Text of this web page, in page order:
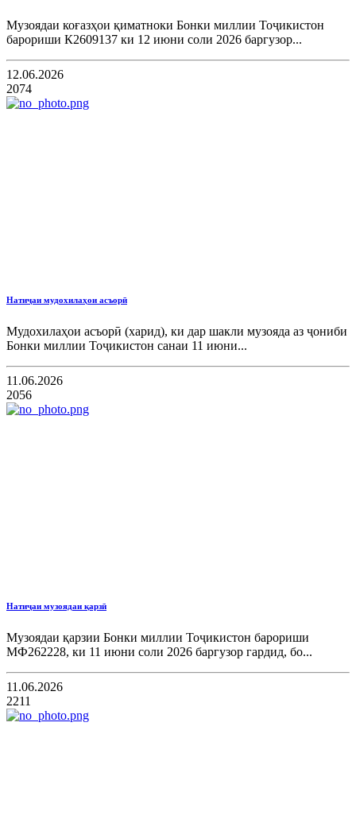
Музоядаи коғазҳои қиматноки Бонки миллии Тоҷикистон
барориши К2609137 ки 12 июни соли 2026 баргузор...
12.06.2026
2074
Натиҷаи мудохилаҳои асъорӣ
Мудохилаҳои асъорӣ (харид), ки дар шакли музояда аз ҷониби
Бонки миллии Тоҷикистон санаи 11 июни...
11.06.2026
2056
Натиҷаи музоядаи қарзӣ
Музоядаи қарзии Бонки миллии Тоҷикистон барориши
МФ262228, ки 11 июни соли 2026 баргузор гардид, бо...
11.06.2026
2211